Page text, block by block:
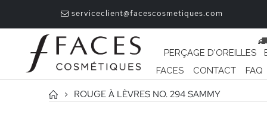
serviceclient@facescosmetiques.com
PERÇAGE D'OREILLES
FACES
CONTACT FAQ
ROUGE À LÈVRES NO. 294 SAMMY